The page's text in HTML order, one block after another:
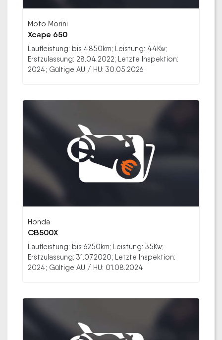
Moto Morini
Xcape 650
Laufleistung: bis 4850km; Leistung: 44Kw;
Erstzulassung: 28.04.2022; Letzte Inspektion:
2024; Gültige AU / HU: 30.05.2026
Honda
CB500X
Laufleistung: bis 6250km; Leistung: 35Kw;
Erstzulassung: 31.07.2020; Letzte Inspektion:
2024; Gültige AU / HU: 01.08.2024